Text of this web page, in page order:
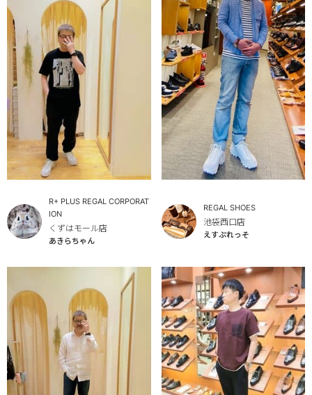
R+ PLUS REGAL CORPORAT
ION
くずはモール店
あきらちゃん
REGAL SHOES
池袋西口店
えすぷれっそ